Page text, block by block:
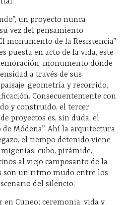
un proyecto nunca
vez del pensamiento
monumento de la Resistencia”
puesta en acto de la vida, este
monumento donde
a través de sus
geometría y recorrido,
Consecuentemente con
y construido, el tercer
proyectos es, sin duda, el
Módena”. Ahí la arquitectura
el tiempo detenido viene
cubo, pirámide,
al viejo camposanto de la
son un ritmo mudo entre los
del silencio.
Cuneo; ceremonia, vida y